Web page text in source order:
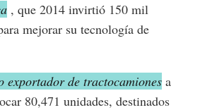
, que 2014 invirtió 150 mil
mejorar su tecnología de
exportador de tractocamiones a
80,471 unidades, destinados